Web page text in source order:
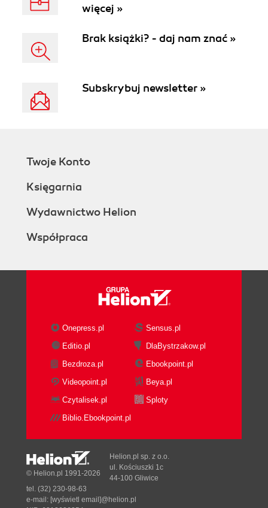
więcej »
Brak książki? - daj nam znać »
Subskrybuj newsletter »
Twoje Konto
Księgarnia
Wydawnictwo Helion
Współpraca
Onepress.pl
Sensus.pl
Editio.pl
DlaBystrzakow.pl
Bezdroza.pl
Ebookpoint.pl
Videopoint.pl
Beya.pl
Czytalisek.pl
Sploty
Biblio.Ebookpoint.pl
© Helion.pl 1991-2026
Helion.pl sp. z o.o.
ul. Kościuszki 1c
44-100 Gliwice
tel. (32) 230-98-63
e-mail: [wyświetl email]@helion.pl